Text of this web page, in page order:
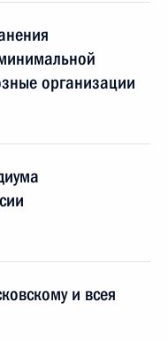
организации
и всея